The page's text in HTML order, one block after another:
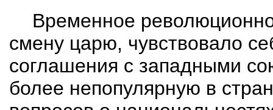
Временное
смену царю, чувствовало
соглашения с западными
более непопулярную в